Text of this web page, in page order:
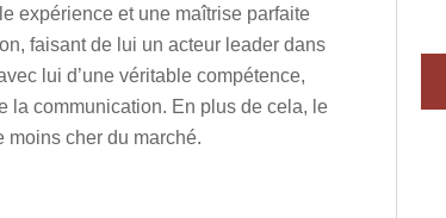
expérience et une maîtrise parfaite
faisant de lui un acteur leader dans
lui d’une véritable compétence,
la communication. En plus de cela, le
moins cher du marché.